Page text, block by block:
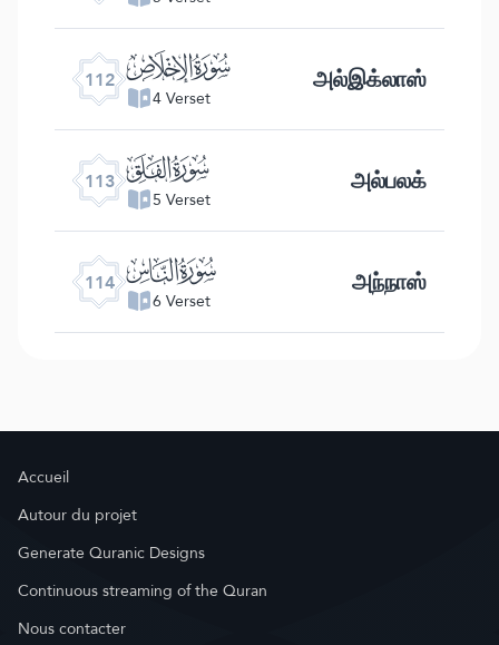
112 ﰝ
4 Verset அல்இக்லாஸ்
113 ﰞ
5 Verset அல்பலக்
114 ﰟ
6 Verset அந்நாஸ்
Accueil
Autour du projet
Generate Quranic Designs
Continuous streaming of the Quran
Nous contacter